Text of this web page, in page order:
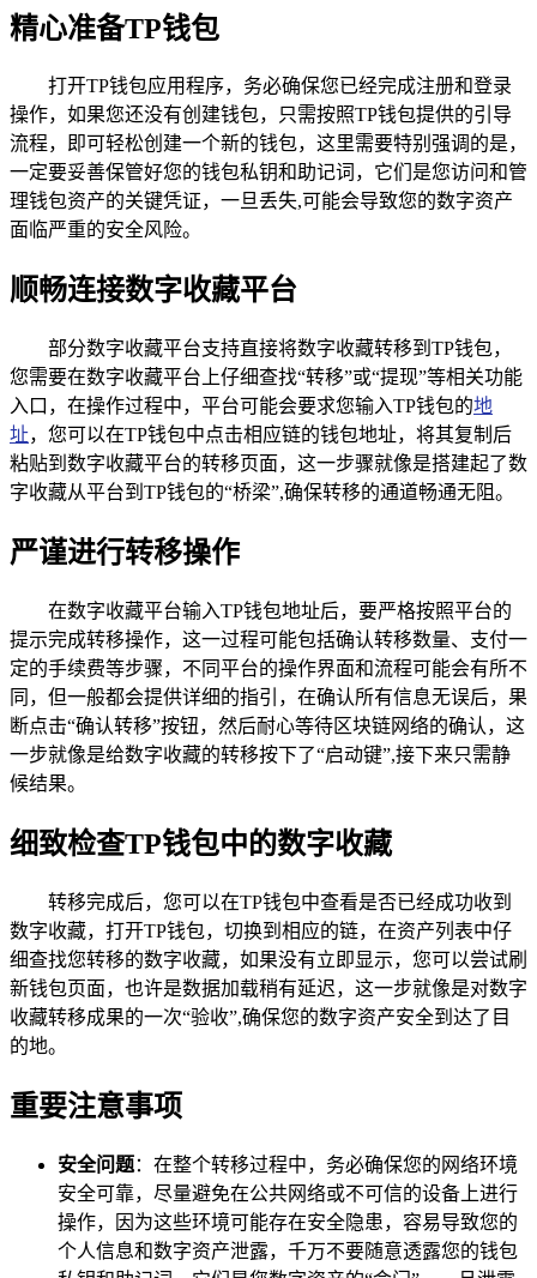
精心准备TP钱包
打开TP钱包应用程序，务必确保您已经完成注册和登录
操作，如果您还没有创建钱包，只需按照TP钱包提供的引导
流程，即可轻松创建一个新的钱包，这里需要特别强调的是，
一定要妥善保管好您的钱包私钥和助记词，它们是您访问和管
理钱包资产的关键凭证，一旦丢失,可能会导致您的数字资产
面临严重的安全风险。
顺畅连接数字收藏平台
部分数字收藏平台支持直接将数字收藏转移到TP钱包，
您需要在数字收藏平台上仔细查找“转移”或“提现”等相关功能
入口，在操作过程中，平台可能会要求您输入TP钱包的地
址，您可以在TP钱包中点击相应链的钱包地址，将其复制后
粘贴到数字收藏平台的转移页面，这一步骤就像是搭建起了数
字收藏从平台到TP钱包的“桥梁”,确保转移的通道畅通无阻。
严谨进行转移操作
在数字收藏平台输入TP钱包地址后，要严格按照平台的
提示完成转移操作，这一过程可能包括确认转移数量、支付一
定的手续费等步骤，不同平台的操作界面和流程可能会有所不
同，但一般都会提供详细的指引，在确认所有信息无误后，果
断点击“确认转移”按钮，然后耐心等待区块链网络的确认，这
一步就像是给数字收藏的转移按下了“启动键”,接下来只需静
候结果。
细致检查TP钱包中的数字收藏
转移完成后，您可以在TP钱包中查看是否已经成功收到
数字收藏，打开TP钱包，切换到相应的链，在资产列表中仔
细查找您转移的数字收藏，如果没有立即显示，您可以尝试刷
新钱包页面，也许是数据加载稍有延迟，这一步就像是对数字
收藏转移成果的一次“验收”,确保您的数字资产安全到达了目
的地。
重要注意事项
安全问题：在整个转移过程中，务必确保您的网络环境
安全可靠，尽量避免在公共网络或不可信的设备上进行
操作，因为这些环境可能存在安全隐患，容易导致您的
个人信息和数字资产泄露，千万不要随意透露您的钱包